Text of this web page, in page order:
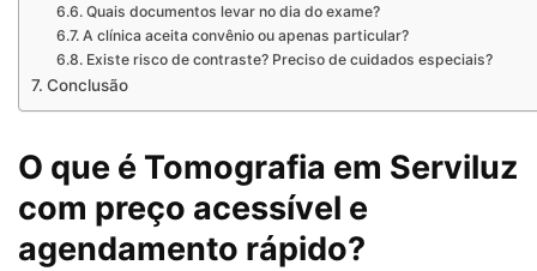
Quais documentos levar no dia do exame?
A clínica aceita convênio ou apenas particular?
Existe risco de contraste? Preciso de cuidados especiais?
Conclusão
O que é Tomografia em Serviluz
com preço acessível e
agendamento rápido?